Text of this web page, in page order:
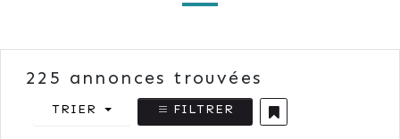
225 annonces trouvées
TRIER FILTRER